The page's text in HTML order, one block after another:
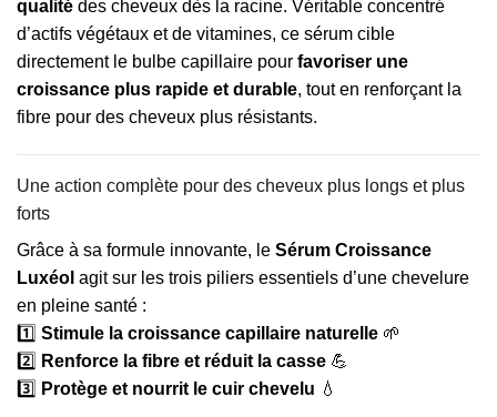
qualité des cheveux dès la racine. Véritable concentré
d’actifs végétaux et de vitamines, ce sérum cible
directement le bulbe capillaire pour favoriser une
croissance plus rapide et durable, tout en renforçant la
fibre pour des cheveux plus résistants.
Une action complète pour des cheveux plus longs et plus
forts
Grâce à sa formule innovante, le Sérum Croissance
Luxéol agit sur les trois piliers essentiels d’une chevelure
en pleine santé :
1️⃣ Stimule la croissance capillaire naturelle 🌱
2️⃣ Renforce la fibre et réduit la casse 💪
3️⃣ Protège et nourrit le cuir chevelu 💧